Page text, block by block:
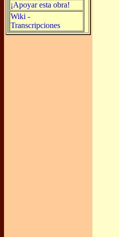
¡Apoyar esta obra!
Wiki -
Transcripciones